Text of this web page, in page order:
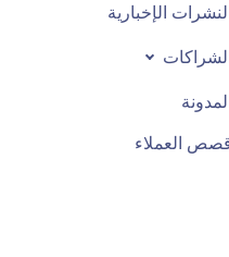
الإخبارية
العملاء